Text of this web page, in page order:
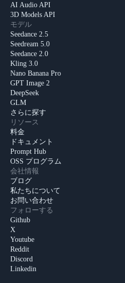
AI Audio API
3D Models API
モデル
Seedance 2.5
Seedream 5.0
Seedance 2.0
Kling 3.0
Nano Banana Pro
GPT Image 2
DeepSeek
GLM
さらに探す
リソース
料金
ドキュメント
Prompt Hub
OSS プログラム
会社情報
ブログ
私たちについて
お問い合わせ
フォローする
Github
X
Youtube
Reddit
Discord
Linkedin